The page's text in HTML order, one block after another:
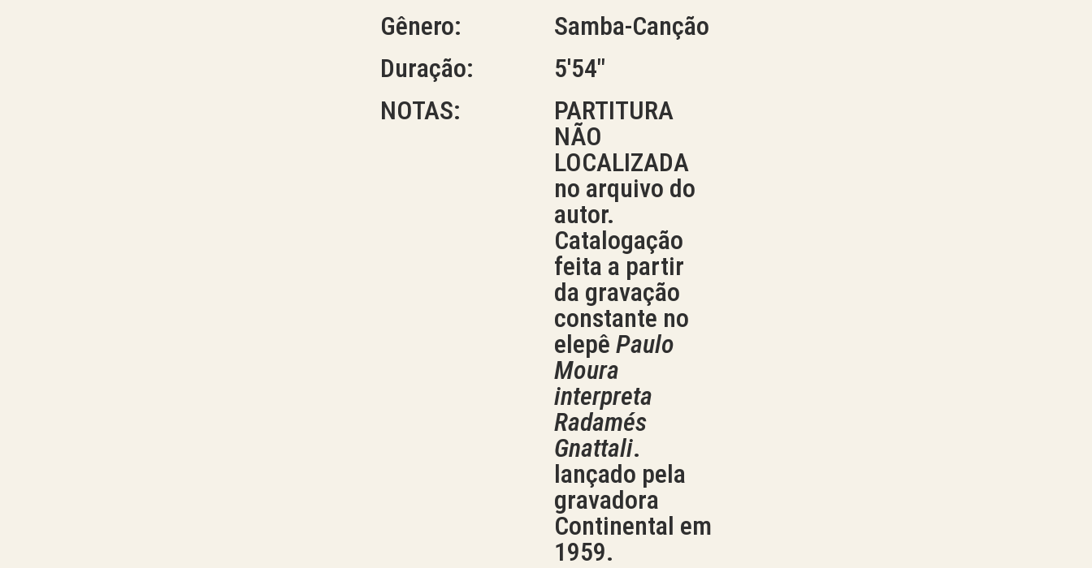
Gênero:
Samba-Canção
Duração:
5'54"
NOTAS:
PARTITURA
NÃO
LOCALIZADA
no arquivo do
autor.
Catalogação
feita a partir
da gravação
constante no
elepê Paulo
Moura
interpreta
Radamés
Gnattali.
lançado pela
gravadora
Continental em
1959.